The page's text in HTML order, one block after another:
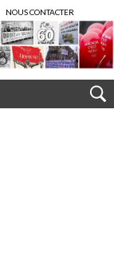
NOUS CONTACTER